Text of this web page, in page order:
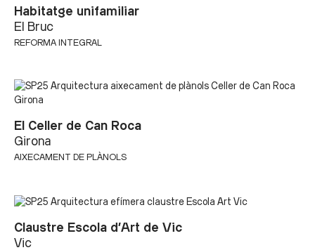
Habitatge unifamiliar
El Bruc
REFORMA INTEGRAL
El Celler de Can Roca
Girona
AIXECAMENT DE PLÀNOLS
Claustre Escola d’Art de Vic
Vic